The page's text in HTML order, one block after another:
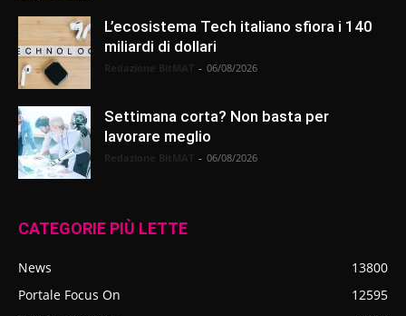
L’ecosistema Tech italiano sfiora i 140
miliardi di dollari
- 06/08/2026
Settimana corta? Non basta per
lavorare meglio
- 06/08/2026
CATEGORIE PIÙ LETTE
News
13800
Portale Focus On
12595